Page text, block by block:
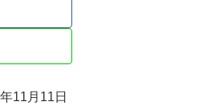
11月11日